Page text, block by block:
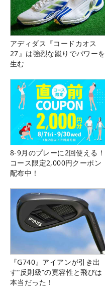
アディダス『コードカオス
27』は強烈な蹴りでパワーを
生む
8-9月のプレーに2回使える！
コース限定2,000円クーポン
配布中！
『G740』アイアンが引き出
す“反則級”の寛容性と飛びは
本当だった！